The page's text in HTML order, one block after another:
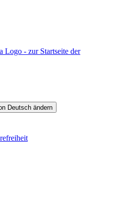
Logo - zur Startseite der
Deutsch ändern